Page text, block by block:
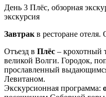
День 3 Плёс, обзорная
экскурсия
Завтрак в ресторане
Отъезд в Плёс – крохотный
великой Волги. Городок,
прославленный
Левитаном.
Экскурсионная программа: